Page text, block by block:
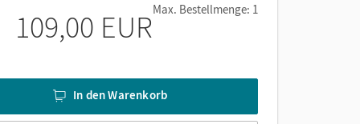
109,00 EURMax. Bestellmenge: 1
In den Warenkorb